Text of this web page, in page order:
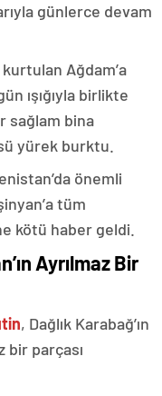
günlerce devam
Ağdam’a
ışığıyla birlikte
sağlam bina
yürek burktu.
önemli
tüm
kötü haber geldi.
Ayrılmaz Bir
, Dağlık Karabağ’ın
bir parçası